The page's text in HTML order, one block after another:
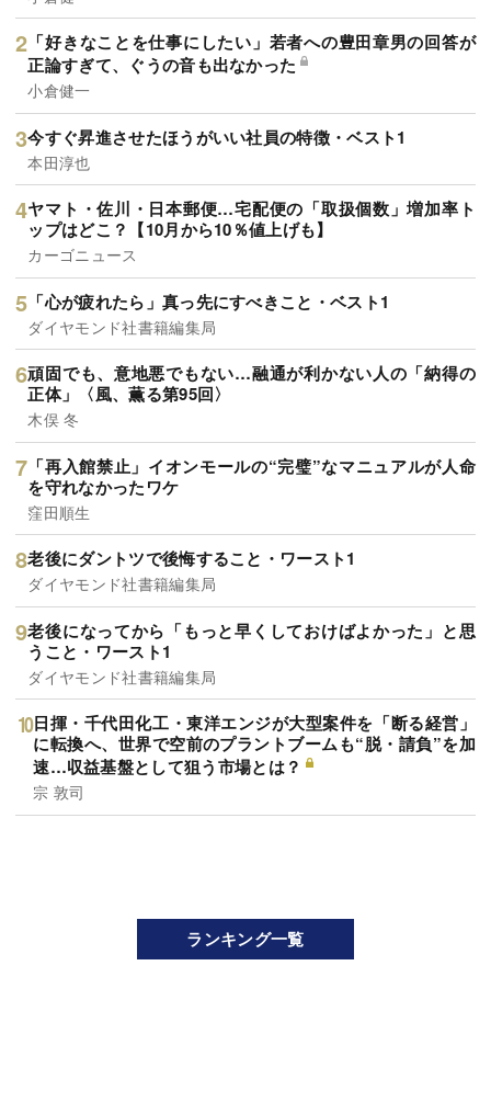
「好きなことを仕事にしたい」若者への豊田章男の回答が
正論すぎて、ぐうの音も出なかった
小倉健一
今すぐ昇進させたほうがいい社員の特徴・ベスト1
本田淳也
ヤマト・佐川・日本郵便…宅配便の「取扱個数」増加率ト
ップはどこ？【10月から10％値上げも】
カーゴニュース
「心が疲れたら」真っ先にすべきこと・ベスト1
ダイヤモンド社書籍編集局
頑固でも、意地悪でもない…融通が利かない人の「納得の
正体」〈風、薫る第95回〉
木俣 冬
「再入館禁止」イオンモールの“完璧”なマニュアルが人命
を守れなかったワケ
窪田順生
老後にダントツで後悔すること・ワースト1
ダイヤモンド社書籍編集局
老後になってから「もっと早くしておけばよかった」と思
うこと・ワースト1
ダイヤモンド社書籍編集局
日揮・千代田化工・東洋エンジが大型案件を「断る経営」
に転換へ、世界で空前のプラントブームも“脱・請負”を加
速…収益基盤として狙う市場とは？
宗 敦司
ランキング一覧